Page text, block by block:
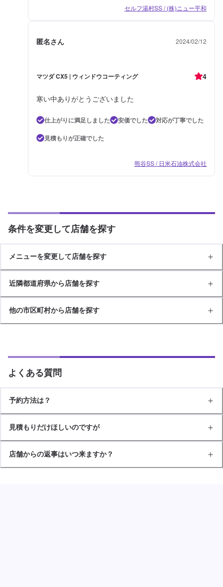
セルフ湯村SS / (株)ニュー平和
匿名さん 2024/02/12
マツダ CX5 | ウィンドウコーティング 4
寒い中ありがとうございました
仕上がりに満足しました 安価でした
対応が丁寧でした
見積もりが正確でした
熊谷SS / 日米石油株式会社
条件を変更して店舗を探す
メニューを変更して店舗を探す
近隣都道府県から店舗を探す
他の市区町村から店舗を探す
よくある質問
予約方法は？
見積もりだけほしいのですが
店舗からの返事はいつ来ますか？